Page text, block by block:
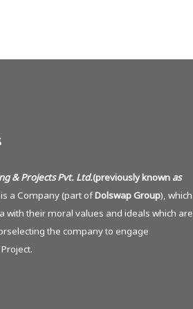
& Projects Pvt. Ltd.(previously knownas
a Company (part ofDolswap Group), which
with their moral values and ideals which are
the company to engage